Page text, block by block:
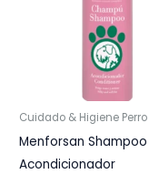
Cuidado & Higiene Perro
Menforsan Shampoo
Acondicionador